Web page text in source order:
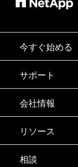
今すぐ始める
購入方法
営業チームへ
パートナーを
エグゼクティ
製品A-Z
サポート
サポート
トレーニング
ドキュメント
ナレッジ ベース
会社情報
会社情報
パートナー
採用情報
リソース
ニュースルーム
相談